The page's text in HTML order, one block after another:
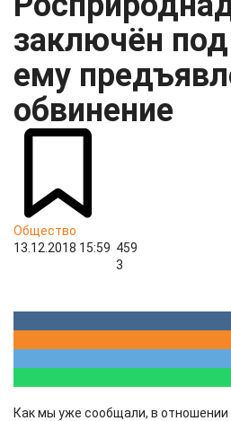
заключён
ему
обвинение
Общество
13.12.2018 15:59 459
3
Как мы уже сообщали, в отношении